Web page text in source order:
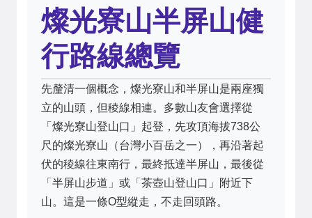
燦光寮山半屏山健
行路線總覽
先釐清一個概念，燦光寮山和半屏山是兩座獨
立的山頭，但稜線相連。多數山友會選擇從
「燦光寮山登山口」起登，先攻頂海拔738公
尺的燦光寮山（台灣小百岳之一），再沿著起
伏的稜線往東南行，最終抵達半屏山，最後從
「半屏山步道」或「茶壺山登山口」附近下
山。這是一條O型縱走，不走回頭路。